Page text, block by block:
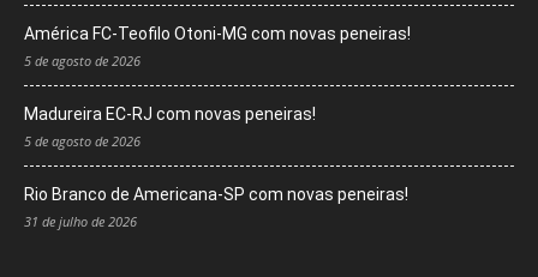
América FC-Teofilo Otoni-MG com novas peneiras!
5 de agosto de 2026
Madureira EC-RJ com novas peneiras!
5 de agosto de 2026
Rio Branco de Americana-SP com novas peneiras!
31 de julho de 2026